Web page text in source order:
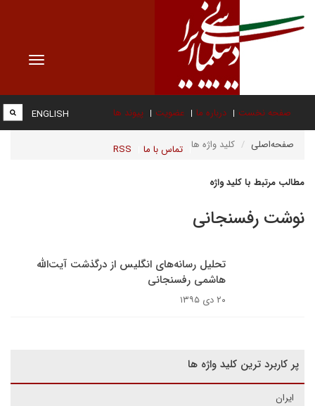
Toggle
صفحه نخست درباره ما عضویت پیوند ها
تماس با ما RSS
ENGLISH
صفحه‌اصلی کلید واژه ها
مطالب مرتبط با کلید واژه
نوشت رفسنجانی
تحلیل رسانه‌های انگلیس از درگذشت آیت‌الله
هاشمی رفسنجانی
۲۰ دی ۱۳۹۵
پر کاربرد ترین کلید واژه ها
ایران